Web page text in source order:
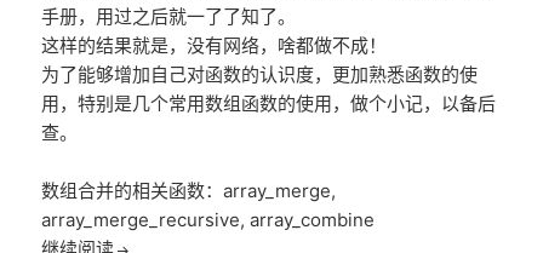
手册，用过之后就一了了知了。
这样的结果就是，没有网络，啥都做不成！
为了能够增加自己对函数的认识度，更加熟悉函数的使
用，特别是几个常用数组函数的使用，做个小记，以备后
查。
数组合并的相关函数：array_merge,
array_merge_recursive, array_combine
使用PHP数组合并的几则小记